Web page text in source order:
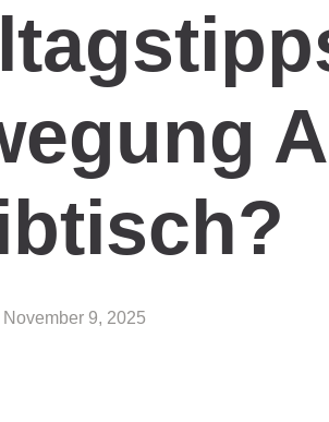
November 9, 2025